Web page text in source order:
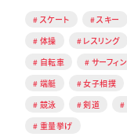
スケート スキー
体操
レスリング
自転車
サーフィン
端艇
女子相撲
競泳
剣道
重量挙げ